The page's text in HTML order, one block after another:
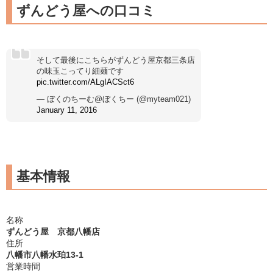
ずんどう屋への口コミ
そして最後にこちらがずんどう屋京都三条店
の味玉こってり細麺です
pic.twitter.com/ALgIACSct6
— ぼくのちーむ@ぼくちー (@myteam021)
January 11, 2016
基本情報
名称
ずんどう屋 京都八幡店
住所
八幡市八幡水珀13-1
営業時間